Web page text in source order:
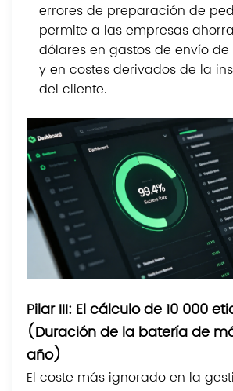
errores de preparación de
permite a las empresas
dólares en gastos de envío
y en costes derivados de la
del cliente.
Pilar III: El cálculo de 10 000
(Duración de la batería de
año)
El coste más ignorado en la